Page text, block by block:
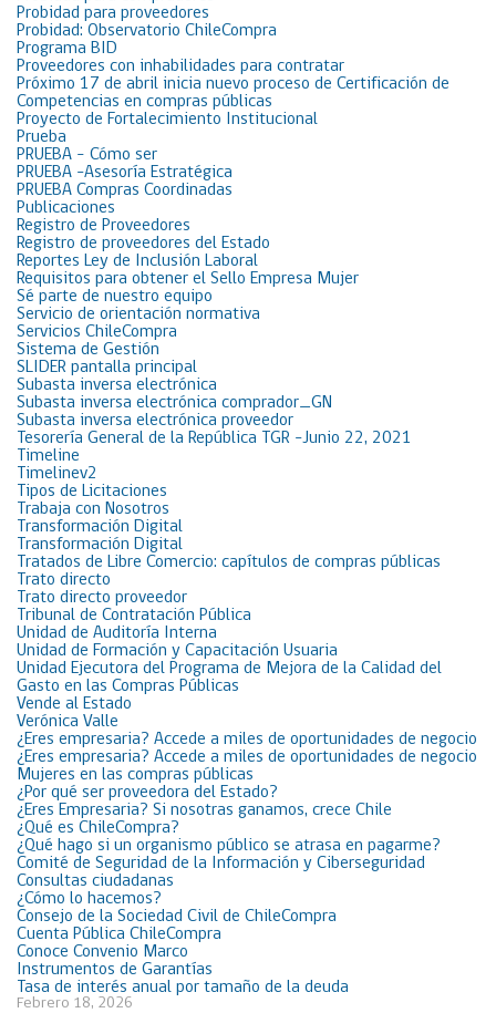
Probidad para proveedores
Probidad: Observatorio ChileCompra
Programa BID
Proveedores con inhabilidades para contratar
Próximo 17 de abril inicia nuevo proceso de Certificación de
Competencias en compras públicas
Proyecto de Fortalecimiento Institucional
Prueba
PRUEBA – Cómo ser
PRUEBA -Asesoría Estratégica
PRUEBA Compras Coordinadas
Publicaciones
Registro de Proveedores
Registro de proveedores del Estado
Reportes Ley de Inclusión Laboral
Requisitos para obtener el Sello Empresa Mujer
Sé parte de nuestro equipo
Servicio de orientación normativa
Servicios ChileCompra
Sistema de Gestión
SLIDER pantalla principal
Subasta inversa electrónica
Subasta inversa electrónica comprador_GN
Subasta inversa electrónica proveedor
Tesorería General de la República TGR -Junio 22, 2021
Timeline
Timelinev2
Tipos de Licitaciones
Trabaja con Nosotros
Transformación Digital
Transformación Digital
Tratados de Libre Comercio: capítulos de compras públicas
Trato directo
Trato directo proveedor
Tribunal de Contratación Pública
Unidad de Auditoría Interna
Unidad de Formación y Capacitación Usuaria
Unidad Ejecutora del Programa de Mejora de la Calidad del
Gasto en las Compras Públicas
Vende al Estado
Verónica Valle
¿Eres empresaria? Accede a miles de oportunidades de negocio
¿Eres empresaria? Accede a miles de oportunidades de negocio
Mujeres en las compras públicas
¿Por qué ser proveedora del Estado?
¿Eres Empresaria? Si nosotras ganamos, crece Chile
¿Qué es ChileCompra?
¿Qué hago si un organismo público se atrasa en pagarme?
Comité de Seguridad de la Información y Ciberseguridad
Consultas ciudadanas
¿Cómo lo hacemos?
Consejo de la Sociedad Civil de ChileCompra
Cuenta Pública ChileCompra
Conoce Convenio Marco
Instrumentos de Garantías
Tasa de interés anual por tamaño de la deuda
Febrero 18, 2026